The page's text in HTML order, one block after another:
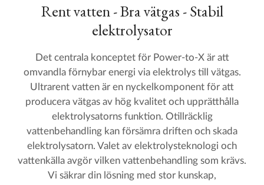
Rent vatten - Bra vätgas - Stabil
elektrolysator
Det centrala konceptet för Power-to-X är att
omvandla förnybar energi via elektrolys till vätgas.
Ultrarent vatten är en nyckelkomponent för att
producera vätgas av hög kvalitet och upprätthålla
elektrolysatorns funktion. Otillräcklig
vattenbehandling kan försämra driften och skada
elektrolysatorn. Valet av elektrolysteknologi och
vattenkälla avgör vilken vattenbehandling som krävs.
Vi säkrar din lösning med stor kunskap,